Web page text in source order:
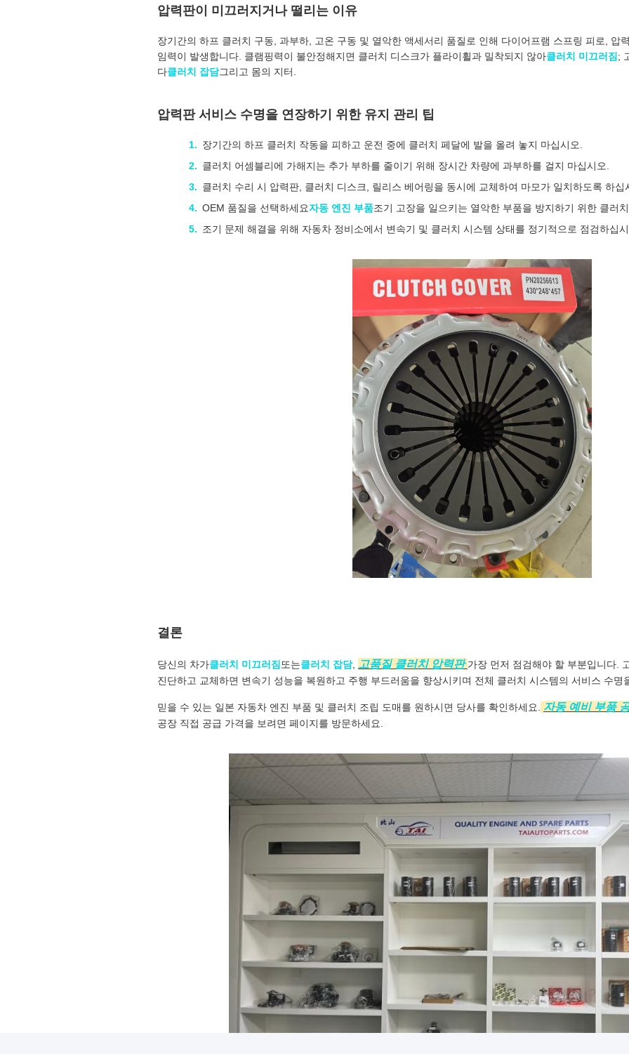
압력판이 미끄러지거나 떨리는 이유
장기간의 하프 클러치 구동, 과부하, 고온 구동 및 열악한 액세서리 품질로 인해 다이어프램 스프링 피로, 압
임력이 발생합니다. 클램핑력이 불안정해지면 클러치 디스크가 플라이휠과 밀착되지 않아클러치 미끄러짐;
다클러치 잡담그리고 몸의 지터.
압력판 서비스 수명을 연장하기 위한 유지 관리 팁
장기간의 하프 클러치 작동을 피하고 운전 중에 클러치 페달에 발을 올려 놓지 마십시오.
클러치 어셈블리에 가해지는 추가 부하를 줄이기 위해 장시간 차량에 과부하를 걸지 마십시오.
클러치 수리 시 압력판, 클러치 디스크, 릴리스 베어링을 동시에 교체하여 마모가 일치하도록 하십
OEM 품질을 선택하세요자동 엔진 부품조기 고장을 일으키는 열악한 부품을 방지하기 위한 클러치
조기 문제 해결을 위해 자동차 정비소에서 변속기 및 클러치 시스템 상태를 정기적으로 점검하십시
결론
당신의 차가클러치 미끄러짐 또는클러치 잡담, 고품질 클러치 압력판 가장 먼저 점검해야 할 부분입니다.
진단하고 교체하면 변속기 성능을 복원하고 주행 부드러움을 향상시키며 전체 클러치 시스템의 서비스 수명
믿을 수 있는 일본 자동차 엔진 부품 및 클러치 조립 도매를 원하시면 당사를 확인하세요. 자동 예비 부품
공장 직접 공급 가격을 보려면 페이지를 방문하세요.